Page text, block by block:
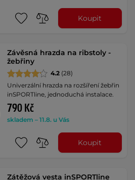
Koupit
Závěsná hrazda na ribstoly -
žebřiny
4.2 (28)
Univerzální hrazda na rozšíření žebřin
inSPORTline, jednoduchá instalace.
790 Kč
skladem – 11.8. u Vás
Koupit
Zátěžová vesta inSPORTline